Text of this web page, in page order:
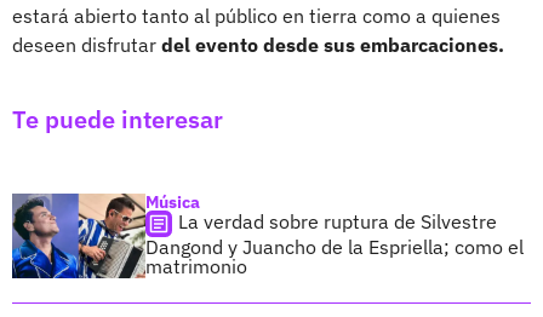
estará abierto tanto al público en tierra como a quienes
deseen disfrutar del evento desde sus embarcaciones.
Te puede interesar
Música
La verdad sobre ruptura de Silvestre
Dangond y Juancho de la Espriella; como el
matrimonio